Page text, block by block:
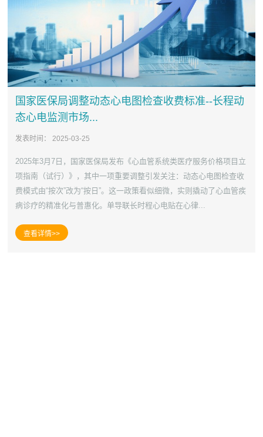
国家医保局调整动态心电图检查收费标准--长程动
态心电监测市场...
发表时间： 2025-03-25
2025年3月7日，国家医保局发布《心血管系统类医疗服务价格项目立
项指南（试行）》，其中一项重要调整引发关注：动态心电图检查收
费模式由“按次”改为“按日”。这一政策看似细微，实则撬动了心血管疾
病诊疗的精准化与普惠化。单导联长时程心电贴在心律...